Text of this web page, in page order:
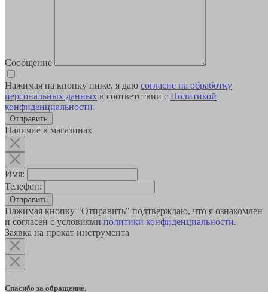
Сообщение
Нажимая на кнопку ниже, я даю согласие на обработку
персональных данных в соответствии с Политикой
конфиденциальности
Наличие в магазинах
Имя:
Телефон:
Отправить
Нажимая кнопку "Отправить" подтверждаю, что я ознакомлен
и согласен с условиями политики конфиденциальности.
Заявка на прокат инструмента
Спасибо за обращение.